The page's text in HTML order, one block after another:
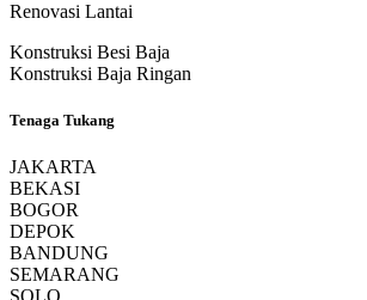
Renovasi Lantai
Konstruksi Besi Baja
Konstruksi Baja Ringan
Tenaga Tukang
JAKARTA
BEKASI
BOGOR
DEPOK
BANDUNG
SEMARANG